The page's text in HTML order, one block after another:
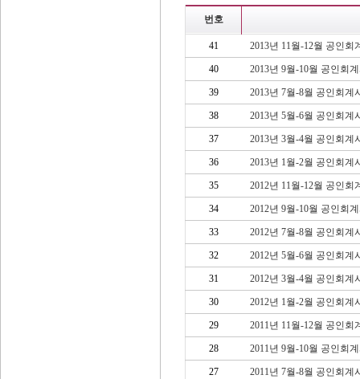
번호
41 2013년 11월-12월 공인
40 2013년 9월-10월 공인회
39 2013년 7월-8월 공인회계
38 2013년 5월-6월 공인회계
37 2013년 3월-4월 공인회계
36 2013년 1월-2월 공인회계
35 2012년 11월-12월 공인
34 2012년 9월-10월 공인회
33 2012년 7월-8월 공인회계
32 2012년 5월-6월 공인회계
31 2012년 3월-4월 공인회계
30 2012년 1월-2월 공인회계
29 2011년 11월-12월 공인
28 2011년 9월-10월 공인회
27 2011년 7월-8월 공인회계